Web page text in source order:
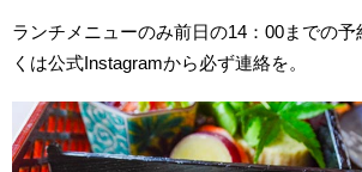
ランチメニューのみ前日の14：00までの
くは公式Instagramから必ず連絡を。